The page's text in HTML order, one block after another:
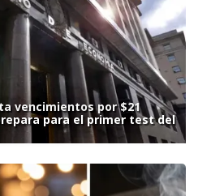
vencimientos por $21
para el primer test del